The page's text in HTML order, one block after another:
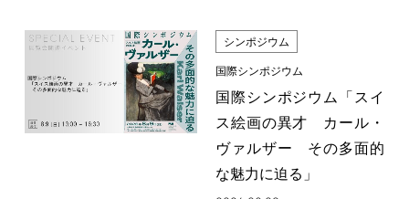
シンポジウム
国際シンポジウム
国際シンポジウム「スイ
ス絵画の異才 カール・
ヴァルザー その多面的
な魅力に迫る」